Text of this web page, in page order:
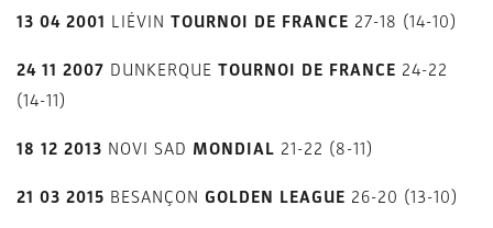
13 04 2001 LIÉVIN TOURNOI DE FRANCE 27-18 (14-10)
24 11 2007 DUNKERQUE TOURNOI DE FRANCE 24-22
(14-11)
18 12 2013 NOVI SAD MONDIAL 21-22 (8-11)
21 03 2015 BESANÇON GOLDEN LEAGUE 26-20 (13-10)